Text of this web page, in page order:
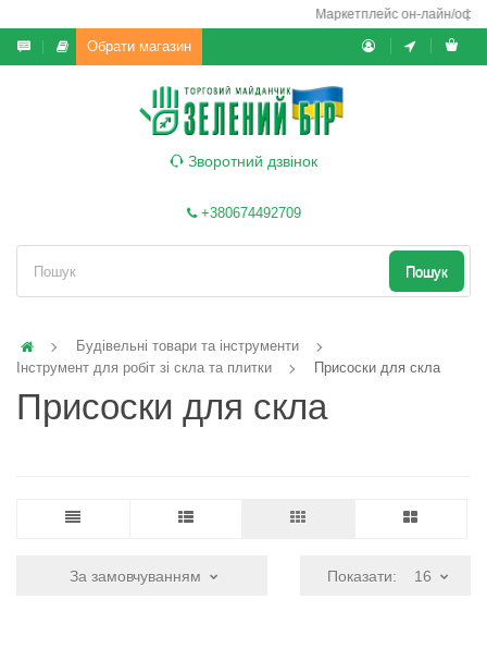
Маркетплейс он-лайн/офф-
Обрати магазин
Зворотний дзвінок
+380674492709
Пошук
Будівельні товари та інструменти
Інструмент для робіт зі скла та плитки
Присоски для скла
Присоски для скла
За замовчуванням Показати: 16